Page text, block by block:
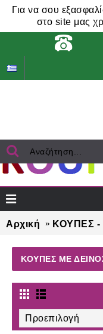
Για να σου
στο site μας
Αρχική ΚΟΥΠΕΣ -
ΚΟΥΠΕΣ ΜΕ